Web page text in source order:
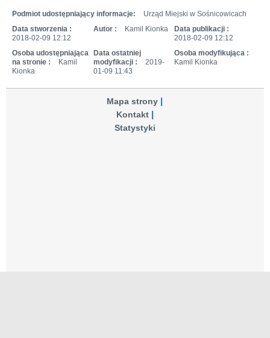
Podmiot udostępniający informacje:
Urząd Miejski w Sośnicowicach
Data stworzenia :
2018-02-09 12:12
Autor : Kamil Kionka
Data publikacji :
2018-02-09 12:12
Osoba udostępniająca
na stronie :
Kamil
Kionka
Data ostatniej
modyfikacji :
2019-
01-09 11:43
Osoba modyfikująca :
Kamil Kionka
Mapa strony
Kontakt
Statystyki